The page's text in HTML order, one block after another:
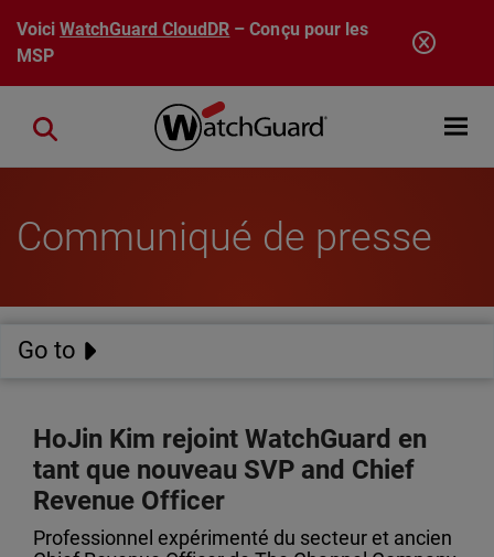
Aller au contenu principal
VoiciWatchGuard CloudDR – Conçu pour les
MSP
Open
Close search
Communiqué de presse
Go to
HoJin Kim rejoint WatchGuard en
tant que nouveau SVP and Chief
Revenue Officer
Professionnel expérimenté du secteur et ancien